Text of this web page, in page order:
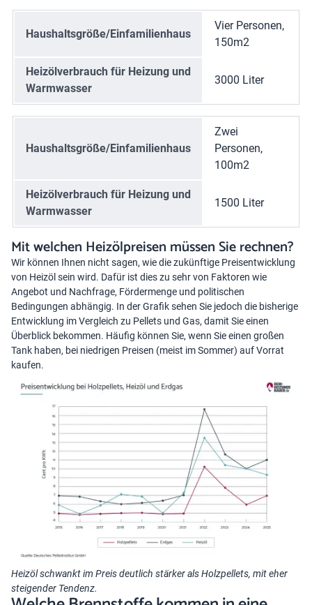
Haushaltsgröße/Einfamilienhaus
Vier Personen,
150m2
Heizölverbrauch für Heizung und
Warmwasser
3000 Liter
Haushaltsgröße/Einfamilienhaus
Zwei
Personen,
100m2
Heizölverbrauch für Heizung und
Warmwasser
1500 Liter
Mit welchen Heizölpreisen müssen Sie rechnen?
Wir können Ihnen nicht sagen, wie die zukünftige Preisentwicklung
von Heizöl sein wird. Dafür ist dies zu sehr von Faktoren wie
Angebot und Nachfrage, Fördermenge und politischen
Bedingungen abhängig. In der Grafik sehen Sie jedoch die bisherige
Entwicklung im Vergleich zu Pellets und Gas, damit Sie einen
Überblick bekommen. Häufig können Sie, wenn Sie einen großen
Tank haben, bei niedrigen Preisen (meist im Sommer) auf Vorrat
kaufen.
Heizöl schwankt im Preis deutlich stärker als Holzpellets, mit eher
steigender Tendenz.